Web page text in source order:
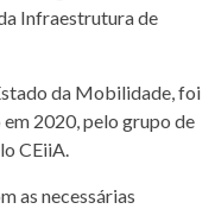
Infraestrutura de
da Mobilidade, foi
2020, pelo grupo de
CEiiA.
as necessárias